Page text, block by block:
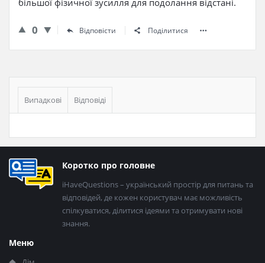
більшої фізичної зусилля для подолання відстані.
0 Відповісти Поділитися
Бічна
панель
Випадкові Відповіді
Нижній
колонтитул
Коротко про головне
iHaveQuestions – український простір для питань та
відповідей, де кожен користувач має можливість
спілкуватися, ділитися ідеями та отримувати нові
знання.
Меню